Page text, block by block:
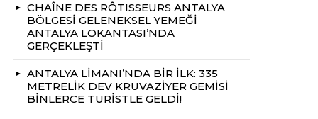
CHAÎNE DES RÔTISSEURS ANTALYA
BÖLGESİ GELENEKSEL YEMEĞİ
ANTALYA LOKANTASI’NDA
GERÇEKLEŞTİ
ANTALYA LİMANI’NDA BİR İLK: 335
METRELİK DEV KRUVAZİYER GEMİSİ
BİNLERCE TURİSTLE GELDİ!